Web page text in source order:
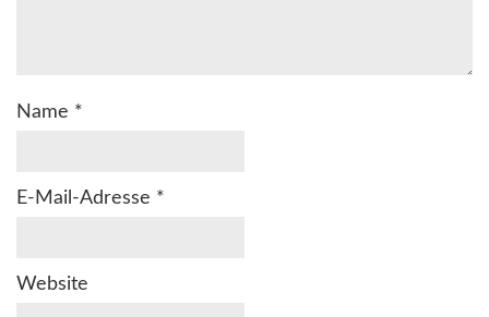
Name *
E-Mail-Adresse *
Website